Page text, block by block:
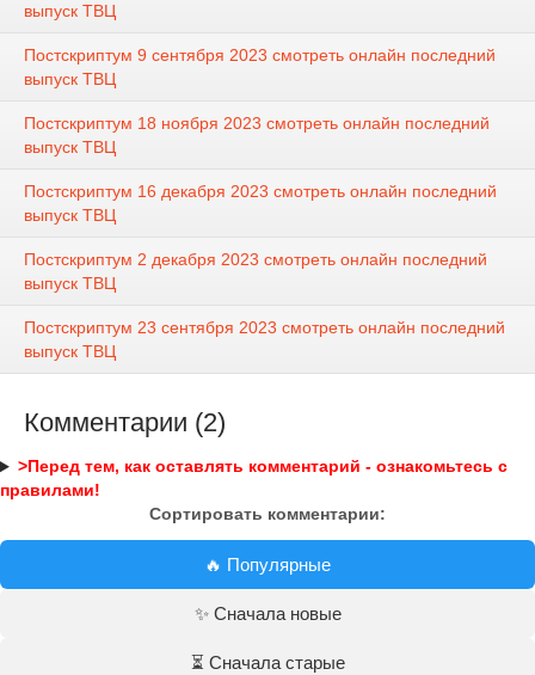
выпуск ТВЦ
Постскриптум 9 сентября 2023 смотреть онлайн последний
выпуск ТВЦ
Постскриптум 18 ноября 2023 смотреть онлайн последний
выпуск ТВЦ
Постскриптум 16 декабря 2023 смотреть онлайн последний
выпуск ТВЦ
Постскриптум 2 декабря 2023 смотреть онлайн последний
выпуск ТВЦ
Постскриптум 23 сентября 2023 смотреть онлайн последний
выпуск ТВЦ
Комментарии (2)
>Перед тем, как оставлять комментарий - ознакомьтесь с
правилами!
Сортировать комментарии:
🔥 Популярные
✨ Сначала новые
⏳ Сначала старые